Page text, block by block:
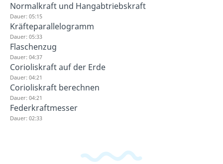
Normalkraft und Hangabtriebskraft
Dauer: 05:15
Kräfteparallelogramm
Dauer: 05:33
Flaschenzug
Dauer: 04:37
Corioliskraft auf der Erde
Dauer: 04:21
Corioliskraft berechnen
Dauer: 04:21
Federkraftmesser
Dauer: 02:33